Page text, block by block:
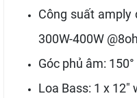
Công suất amply
300W-400W
Góc phủ âm:
Loa Bass: 1 x 12″